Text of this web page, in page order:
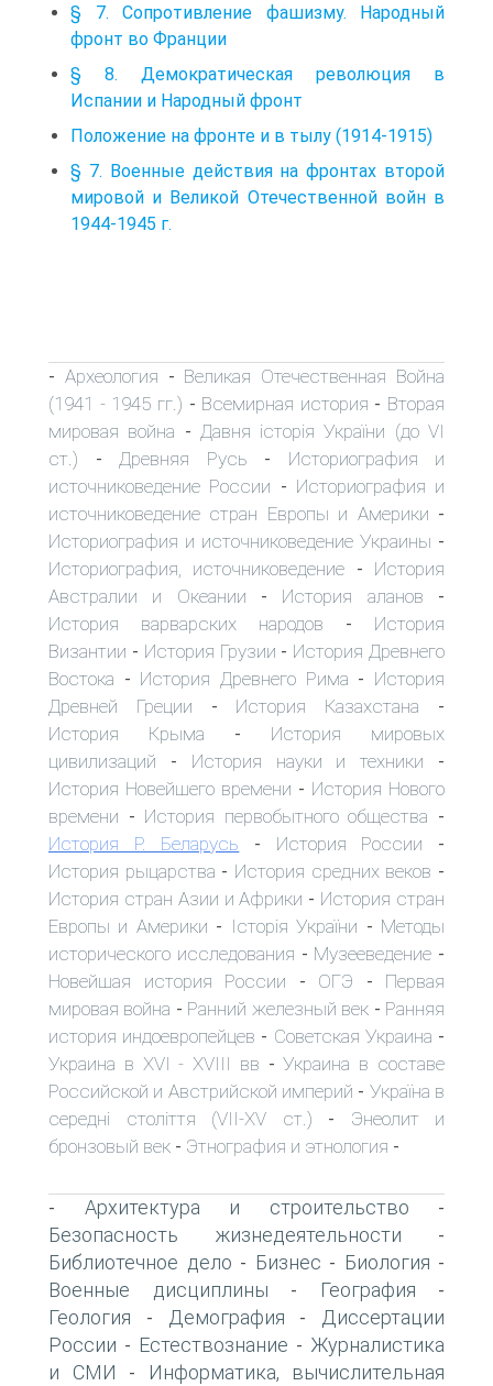
§ 7. Сопротивление фашизму. Народный
фронт во Франции
§ 8. Демократическая революция в
Испании и Народный фронт
Положение на фронте и в тылу (1914-1915)
§ 7. Военные действия на фронтах второй
мировой и Великой Отечественной войн в
1944-1945 г.
- Археология - Великая Отечественная Война
(1941 - 1945 гг.) - Всемирная история - Вторая
мировая война - Давня історія України (до VI
ст.) - Древняя Русь - Историография и
источниковедение России - Историография и
источниковедение стран Европы и Америки -
Историография и источниковедение Украины -
Историография, источниковедение - История
Австралии и Океании - История аланов -
История варварских народов - История
Византии - История Грузии - История Древнего
Востока - История Древнего Рима - История
Древней Греции - История Казахстана -
История Крыма - История мировых
цивилизаций - История науки и техники -
История Новейшего времени - История Нового
времени - История первобытного общества -
История Р. Беларусь - История России -
История рыцарства - История средних веков -
История стран Азии и Африки - История стран
Европы и Америки - Історія України - Методы
исторического исследования - Музееведение -
Новейшая история России - ОГЭ - Первая
мировая война - Ранний железный век - Ранняя
история индоевропейцев - Советская Украина -
Украина в XVI - XVIII вв -Украина в составе
Российской и Австрийской империй - Україна в
середні століття (VII-XV ст.) - Энеолит и
бронзовый век - Этнография и этнология -
- Архитектура и строительство -
Безопасность жизнедеятельности -
Библиотечное дело - Бизнес - Биология -
Военные дисциплины - География -
Геология - Демография -
Диссертации
России - Естествознание - Журналистика
и СМИ -
Информатика, вычислительная